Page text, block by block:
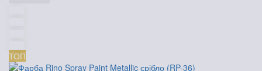
ТОП